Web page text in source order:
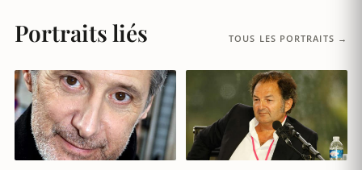
Portraits liés TOUS LES PORTRAITS →